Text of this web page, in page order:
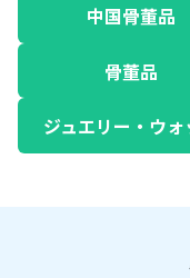
中国骨董品
骨董品
ジュエリー・ウォ